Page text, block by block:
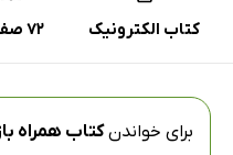
کتاب الکترونیک 72 صفحه
برای خواندنکتاب همراه